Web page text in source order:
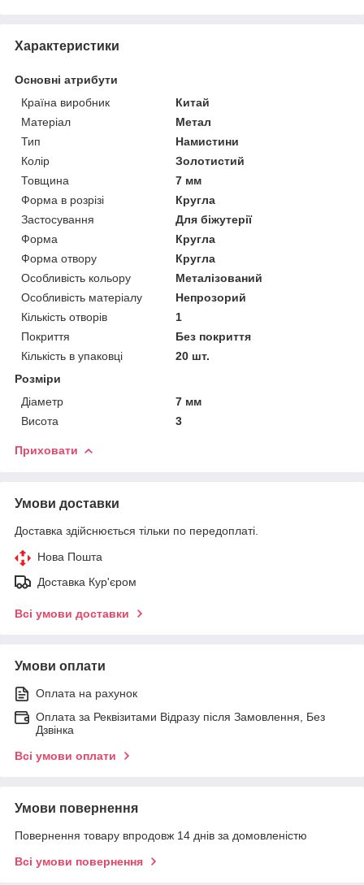
Характеристики
Основні атрибути
Країна виробник
Китай
Матеріал
Метал
Тип
Намистини
Колір
Золотистий
Товщина
7 мм
Форма в розрізі
Кругла
Застосування
Для біжутерії
Форма
Кругла
Форма отвору
Кругла
Особливість кольору
Металізований
Особливість матеріалу
Непрозорий
Кількість отворів
1
Покриття
Без покриття
Кількість в упаковці
20 шт.
Розміри
Діаметр
7 мм
Висота
3
Приховати
Умови доставки
Доставка здійснюється тільки по передоплаті.
Нова Пошта
Доставка Кур'єром
Всі умови доставки
Умови оплати
Оплата на рахунок
Оплата за Реквізитами Відразу після Замовлення, Без
Дзвінка
Всі умови оплати
Умови повернення
Повернення товару впродовж 14 днів за домовленістю
Всі умови повернення